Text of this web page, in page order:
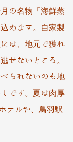
の名物「海鮮蒸
めます。自家製
は、地元で獲れ
せないところ。
られないのも地
です。夏は肉厚
テルや、鳥羽駅